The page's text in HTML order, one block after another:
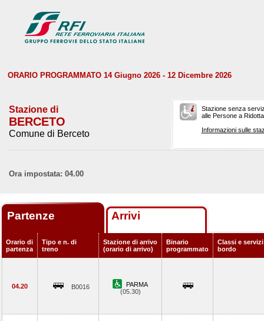
ORARIO PROGRAMMATO 14 Giugno 2026 - 12 Dicembre 2026
Stazione di
BERCETO
Comune di Berceto
Stazione senza
alle Persone a
Informazioni sulle
Ora impostata: 04.00
Partenze Arrivi
Orario di
partenza
Tipo e n. di
treno
Stazione di arrivo
(orario di arrivo)
Binario
programmato
Classi e servizi
bordo
04.20 B0016
PARMA
(05.30)